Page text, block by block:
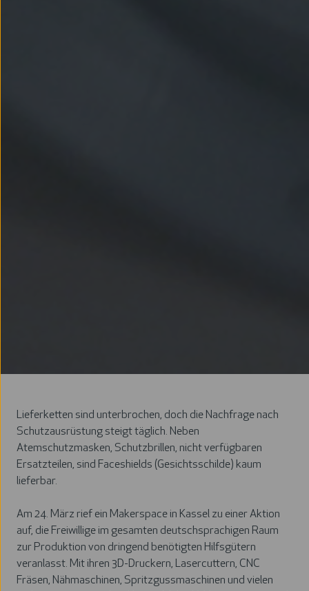
Lieferketten sind unterbrochen, doch die Nachfrage nach
Schutzausrüstung steigt täglich. Neben
Atemschutzmasken, Schutzbrillen, nicht verfügbaren
Ersatzteilen, sind Faceshields (Gesichtsschilde) kaum
lieferbar.
Am 24. März rief ein Makerspace in Kassel zu einer Aktion
auf, die Freiwillige im gesamten deutschsprachigen Raum
zur Produktion von dringend benötigten Hilfsgütern
veranlasst. Mit ihren 3D-Druckern, Lasercuttern, CNC
Fräsen, Nähmaschinen, Spritzgussmaschinen und vielen